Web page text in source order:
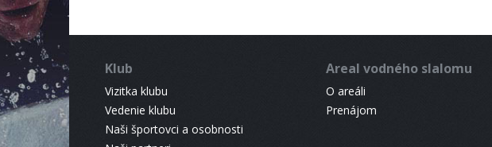
Klub
Vizitka klubu
Vedenie klubu
Naši športovci a osobnosti
Areal vodného slalomu
O areáli
Prenájom